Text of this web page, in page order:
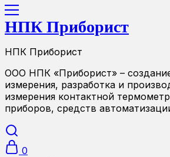
НПК Приборист
НПК Приборист
ООО НПК «Приборист» –
измерения, разработка и
измерения контактной
приборов, средств
0